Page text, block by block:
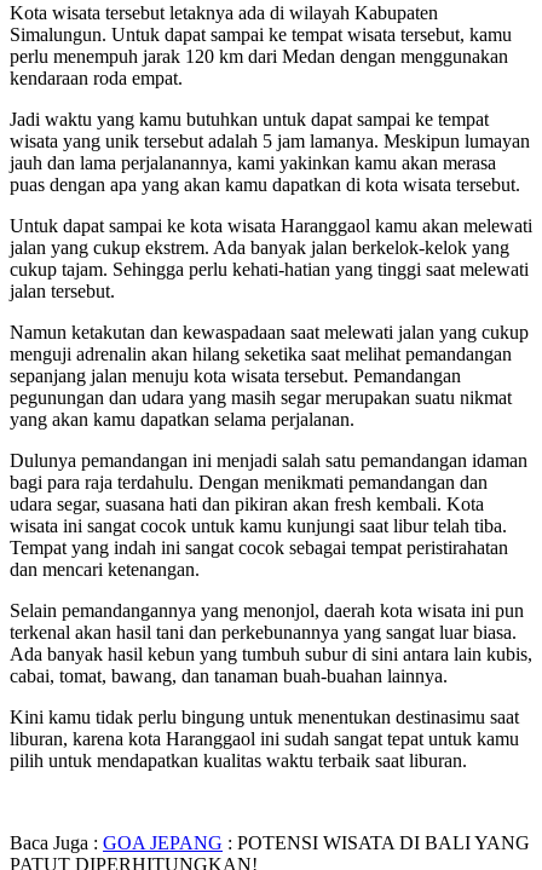
Kota wisata tersebut letaknya ada di wilayah Kabupaten
Simalungun. Untuk dapat sampai ke tempat wisata tersebut, kamu
perlu menempuh jarak 120 km dari Medan dengan menggunakan
kendaraan roda empat.
Jadi waktu yang kamu butuhkan untuk dapat sampai ke tempat
wisata yang unik tersebut adalah 5 jam lamanya. Meskipun lumayan
jauh dan lama perjalanannya, kami yakinkan kamu akan merasa
puas dengan apa yang akan kamu dapatkan di kota wisata tersebut.
Untuk dapat sampai ke kota wisata Haranggaol kamu akan melewati
jalan yang cukup ekstrem. Ada banyak jalan berkelok-kelok yang
cukup tajam. Sehingga perlu kehati-hatian yang tinggi saat melewati
jalan tersebut.
Namun ketakutan dan kewaspadaan saat melewati jalan yang cukup
menguji adrenalin akan hilang seketika saat melihat pemandangan
sepanjang jalan menuju kota wisata tersebut. Pemandangan
pegunungan dan udara yang masih segar merupakan suatu nikmat
yang akan kamu dapatkan selama perjalanan.
Dulunya pemandangan ini menjadi salah satu pemandangan idaman
bagi para raja terdahulu. Dengan menikmati pemandangan dan
udara segar, suasana hati dan pikiran akan fresh kembali. Kota
wisata ini sangat cocok untuk kamu kunjungi saat libur telah tiba.
Tempat yang indah ini sangat cocok sebagai tempat peristirahatan
dan mencari ketenangan.
Selain pemandangannya yang menonjol, daerah kota wisata ini pun
terkenal akan hasil tani dan perkebunannya yang sangat luar biasa.
Ada banyak hasil kebun yang tumbuh subur di sini antara lain kubis,
cabai, tomat, bawang, dan tanaman buah-buahan lainnya.
Kini kamu tidak perlu bingung untuk menentukan destinasimu saat
liburan, karena kota Haranggaol ini sudah sangat tepat untuk kamu
pilih untuk mendapatkan kualitas waktu terbaik saat liburan.
Baca Juga : GOA JEPANG : POTENSI WISATA DI BALI YANG
PATUT DIPERHITUNGKAN!